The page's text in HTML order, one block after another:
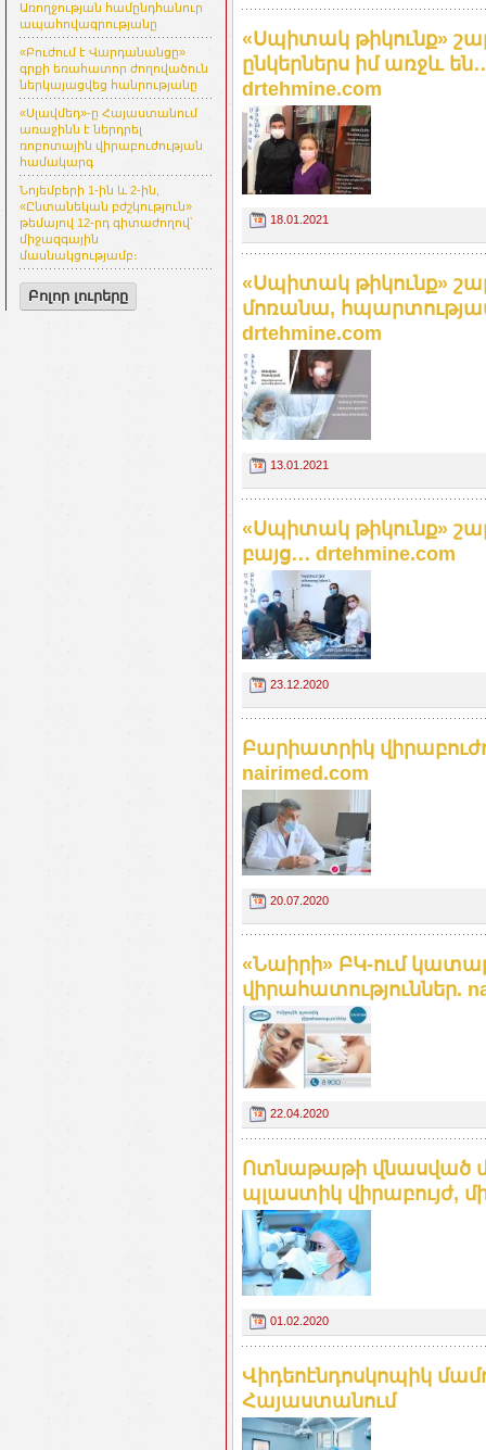
Առողջության համընդհանուր
ապահովագրությանը
«Բուժում է Վարդանանցը»
գրքի եռահատոր ժողովածուն
ներկայացվեց հանրությանը
«Սլավմեդ»-ը Հայաստանում
առաջինն է ներդրել
ռոբոտային վիրաբուժության
համակարգ
Նոյեմբերի 1-ին և 2-ին,
«Ընտանեկան բժշկություն»
թեմայով 12-րդ գիտաժողով՝
միջազգային
մասնակցությամբ։
Բոլոր լուրերը
«Սպիտակ թիկունք»
ընկերներս իմ առջև
drtehmine.com
18.01.2021
«Սպիտակ թիկունք»
մոռանա,
drtehmine.com
13.01.2021
«Սպիտակ թիկունք»
բայց․․․ drtehmine.com
23.12.2020
Բարիատրիկ
nairimed.com
20.07.2020
«Նաիրի» ԲԿ-ում
վիրահատություններ.
22.04.2020
Ոտնաթաթի վնասված
պլաստիկ վիրաբույժ,
01.02.2020
Վիդեոէնդոսկոպիկ
Հայաստանում